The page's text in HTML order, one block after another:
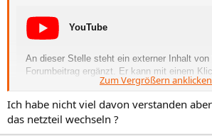
YouTube
An dieser Stelle steht ein externer Inhalt von
Forumbeitrag ergänzt. Er kann mit einem
wieder ausgeblendet werden.
YouTube-Embeds laden
Ich bin damit einverstanden, dass
Zum Vergrößern
Ich habe nicht viel davon verstanden
das netzteil wechseln ?